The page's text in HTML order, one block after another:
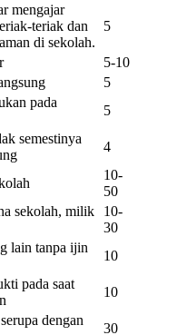
mengajar
teriak dan
di sekolah.
5
5-10
5
pada
5
semestinya
4
10-
50
sekolah, milik
10-
30
lain tanpa ijin
10
pada saat
10
dengan
30